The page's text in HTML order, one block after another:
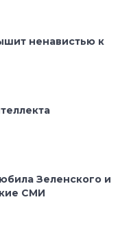
ненавистью к
Зеленского и
СМИ